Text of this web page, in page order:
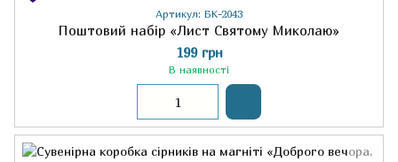
Артикул: БК-2043
Поштовий набір «Лист Святому Миколаю»
199 грн
В наявності